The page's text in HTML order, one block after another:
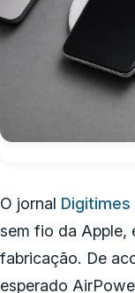
O jornal Digitimes
sem fio da Apple,
fabricação. De
esperado